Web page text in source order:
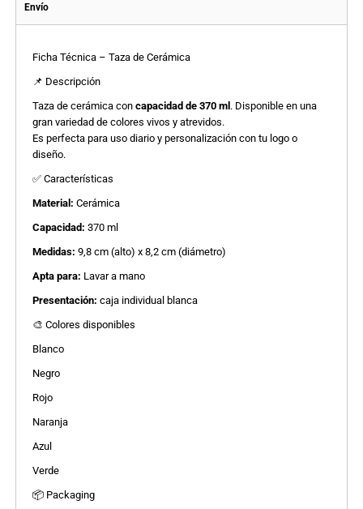
Envío
Ficha Técnica – Taza de Cerámica
📌 Descripción
Taza de cerámica con capacidad de 370 ml . Disponible en una
gran variedad de colores vivos y atrevidos.
Es perfecta para uso diario y personalización con tu logo o
diseño.
✅ Características
Material: Cerámica
Capacidad: 370 ml
Medidas: 9,8 cm (alto) x 8,2 cm (diámetro)
Apta para: Lavar a mano
Presentación: caja individual blanca
🎨 Colores disponibles
Blanco
Negro
Rojo
Naranja
Azul
Verde
📦 Packaging